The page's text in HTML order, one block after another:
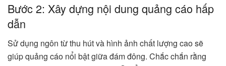
Bước 2: Xây dựng nội dung quảng cáo hấp
dẫn
Sử dụng ngôn từ thu hút và hình ảnh chất lượng cao sẽ
giúp quảng cáo nổi bật giữa đám đông. Chắc chắn rằng